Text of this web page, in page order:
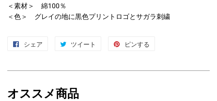
＜素材＞ 綿100％
＜色＞ グレイの地に黒色プリントロゴとサガラ刺繍
シェア
Facebook
シ
ェ
ツイート
Twitter
投
ピンする
ピ
オススメ商品